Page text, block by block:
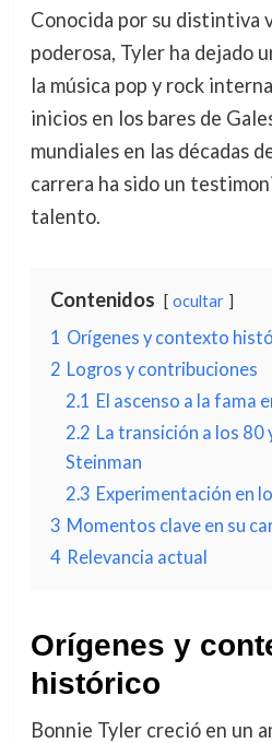
Conocida por su distintiva
poderosa, Tyler ha dejado
la música pop y rock
inicios en los bares de
mundiales en las décadas
carrera ha sido un
talento.
Contenidos ocultar
1 Orígenes y contexto
2 Logros y contribuciones
2.1 El ascenso a la fama
2.2 La transición a los 80
Steinman
2.3 Experimentación en
3 Momentos clave en su
4 Relevancia actual
Orígenes y
histórico
Bonnie Tyler creció en un